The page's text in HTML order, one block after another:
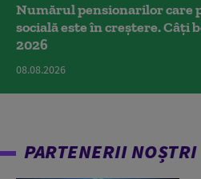
Numărul pensionarilor care
socială este în creștere. Câți
2026
08.08.2026
PARTENERII NOȘTRI